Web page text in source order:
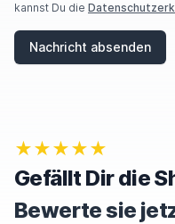
kannst Du die
Nachricht absenden
★★★★★
Gefällt Dir die
Bewerte sie